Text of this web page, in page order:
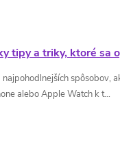
tipy a triky, ktoré sa
spôsobov,
alebo Apple Watch k t...